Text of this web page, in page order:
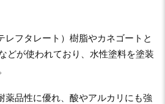
レフタレート）樹脂やカネゴートと
どが使われており、水性塗料を塗装
薬品性に優れ、酸やアルカリにも強